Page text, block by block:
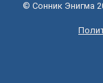
© Сонник Энигма